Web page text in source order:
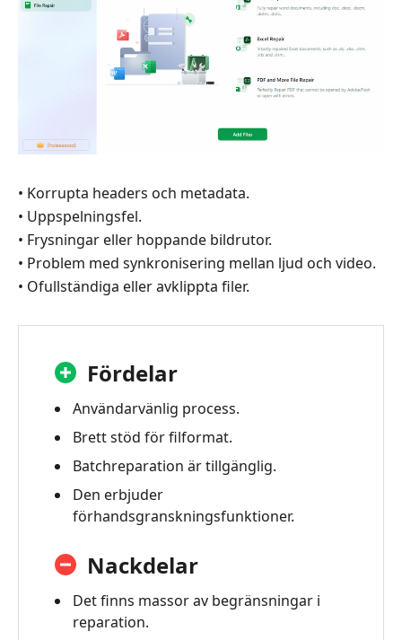
• Korrupta headers och metadata.
• Uppspelningsfel.
• Frysningar eller hoppande bildrutor.
• Problem med synkronisering mellan ljud och video.
• Ofullständiga eller avklippta filer.
Fördelar
Användarvänlig process.
Brett stöd för filformat.
Batchreparation är tillgänglig.
Den erbjuder
förhandsgranskningsfunktioner.
Nackdelar
Det finns massor av begränsningar i
reparation.